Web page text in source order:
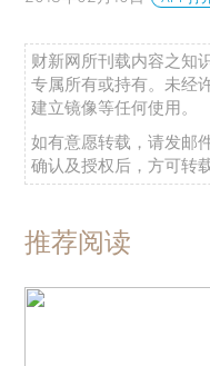
财新网所刊载内容之知
专属所有或持有。未经
建立镜像等任何使用。
如有意愿转载，请发邮
确认及授权后，方可转载
推荐阅读